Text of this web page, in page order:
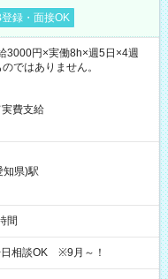
録・面接OK
円×実働8h×週5日×4週
ではありません。
費支給
知県)駅
間
相談OK ※9月～！